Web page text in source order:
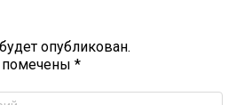
опубликован.
помечены *